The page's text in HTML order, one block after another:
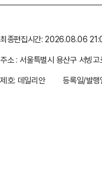
최종편집시간: 2026.08.06
주소 : 서울특별시 용산구 서빙
제호: 데일리안
등록일/발